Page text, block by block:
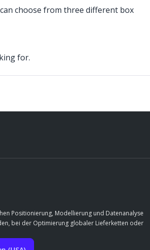
choose from three different box
for.
Positionierung, Modellierung und Datenanalyse
bei der Optimierung globaler Lieferketten oder